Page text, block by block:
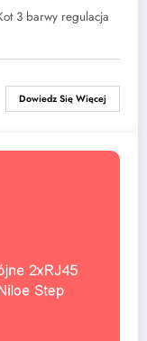
3 barwy regulacja
Dowiedz Się Więcej